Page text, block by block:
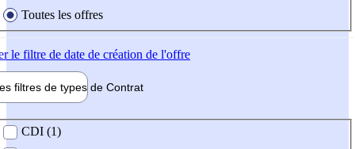
Toutes les offres
le filtre de date de création de l'offre
filtres de types de Contrat
contrat
CDI (1)